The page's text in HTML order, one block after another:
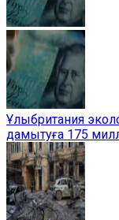
Ұлыбритания
дамытуға 175